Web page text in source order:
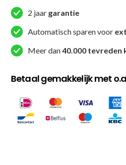
Karate
en
Taekwondo
Wit
Geel
2 jaar garantie
Automatisch sparen voor
Meer dan40.000 tevreden
Betaal gemakkelijk met